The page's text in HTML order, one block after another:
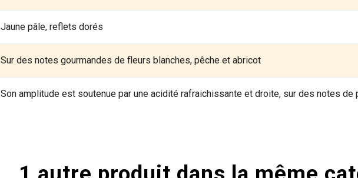
Jaune pâle, reflets dorés
Sur des notes gourmandes de fleurs blanches, pêche et abricot
Son amplitude est soutenue par une acidité rafraichissante et droite, sur des notes de